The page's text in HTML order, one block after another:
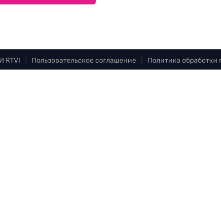
RTVI Пользовательское соглашение Политика